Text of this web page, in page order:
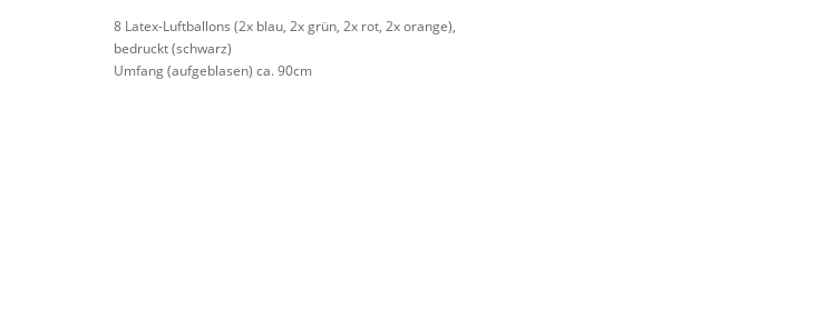
8 Latex-Luftballons (2x blau, 2x grün, 2x rot, 2x orange),
bedruckt (schwarz)
Umfang (aufgeblasen) ca. 90cm